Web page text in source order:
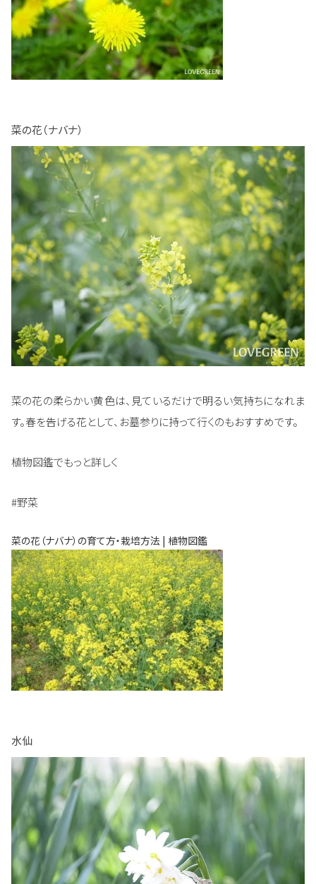
菜の花（ナバナ）
菜の花の柔らかい黄色は、見ているだけで明るい気持ちになれま
す。春を告げる花として、お墓参りに持って行くのもおすすめです。
植物図鑑でもっと詳しく
#野菜
菜の花（ナバナ）の育て方・栽培方法 | 植物図鑑
水仙